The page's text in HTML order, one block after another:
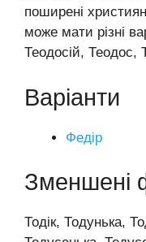
поширені
може мати різні
Теодосій, Теодос,
Варіанти
Федір
Зменшені
Тодік, Тодунька,